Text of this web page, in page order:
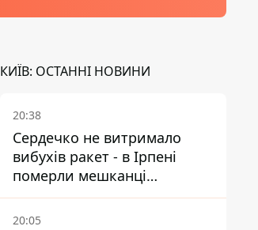
КИЇВ: ОСТАННІ НОВИНИ
20:38
Сердечко не витримало
вибухів ракет - в Ірпені
померли мешканці
притулку для собак з
інвалідністю
20:05